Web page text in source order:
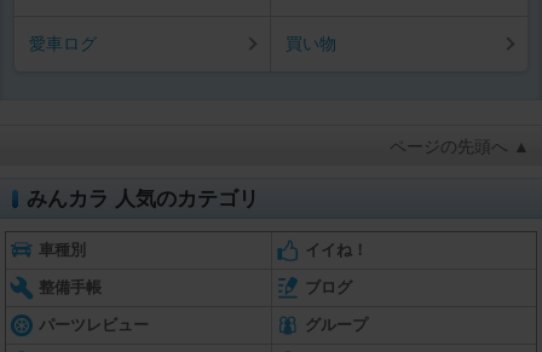
愛車ログ 買い物
ページの先頭へ ▲
みんカラ 人気のカテゴリ
車種別 イイね！
整備手帳 ブログ
パーツレビュー グループ